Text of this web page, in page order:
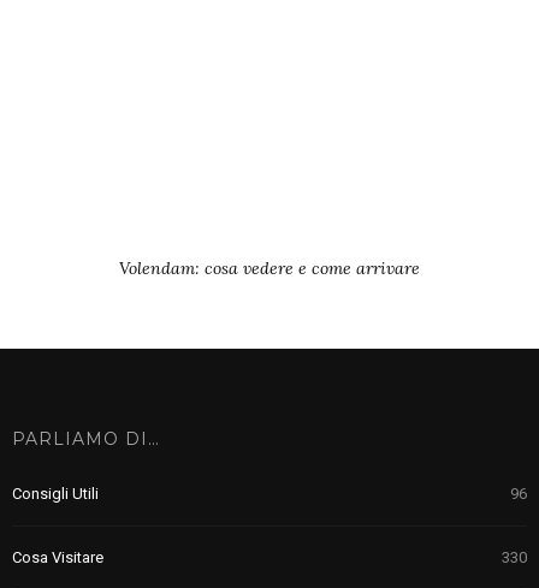
Volendam: cosa vedere e come arrivare
PARLIAMO DI…
Consigli Utili 96
Cosa Visitare 330